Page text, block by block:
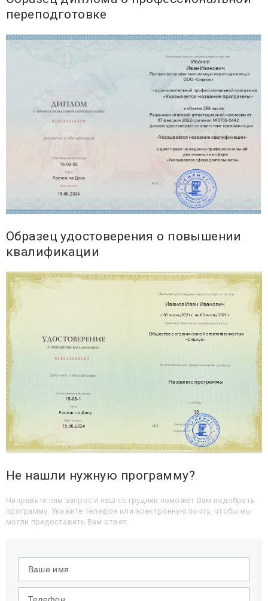
переподготовке
Образец удостоверения о повышении
квалификации
Не нашли нужную программу?
Направьте нам запрос и наш сотрудник поможет Вам подобрать
программу. Укажите телефон или электронную почту, чтобы мы
могли предоставить Вам ответ.